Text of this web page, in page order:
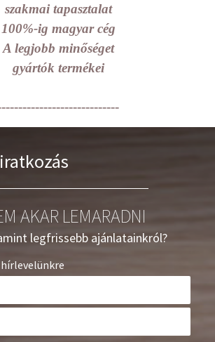
szakmai tapasztalat
100%-ig magyar cég
A legjobb minőséget
gyártók termékei
AKAR LEMARADNI
legfrissebb ajánlatainkról?